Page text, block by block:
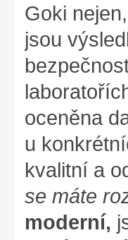
Goki
jsou
oceněna
u
kvalitní a
se máte
moderní,